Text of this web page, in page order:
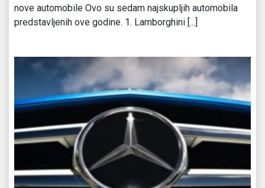
nove automobile Ovo su sedam najskupljih automobila
predstavljenih ove godine. 1. Lamborghini [...]